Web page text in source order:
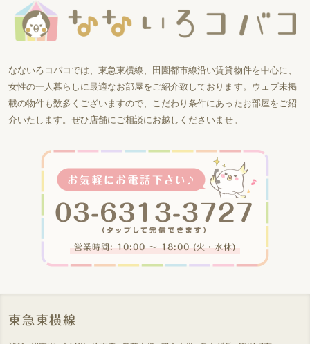
なないろコバコでは、東急東横線、田園都市線沿い賃貸物件を中心に、
女性の一人暮らしに最適なお部屋をご紹介致しております。ウェブ未掲
載の物件も数多くございますので、こだわり条件にあったお部屋をご紹
介いたします。ぜひ店舗にご相談にお越しくださいませ。
営業時間: 10:00 〜 18:00 (火・水休)
東急東横線